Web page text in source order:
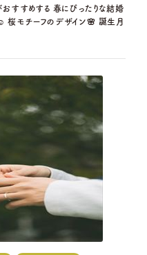
すすめする 春にぴったりな結婚
桜モチーフのデザイン🌸 誕生月